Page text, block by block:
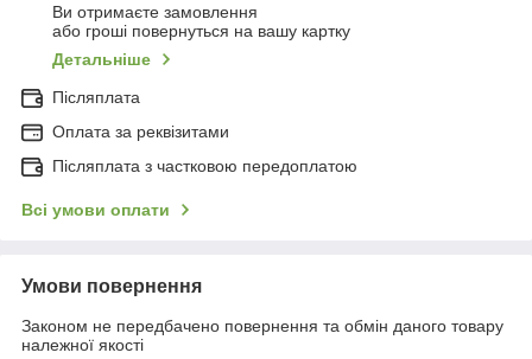
Ви отримаєте замовлення
або гроші повернуться на вашу картку
Детальніше
Післяплата
Оплата за реквізитами
Післяплата з частковою передоплатою
Всі умови оплати
Умови повернення
Законом не передбачено повернення та обмін даного товару
належної якості